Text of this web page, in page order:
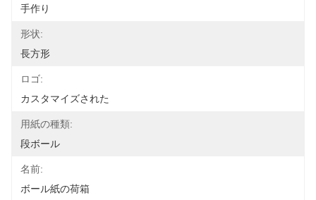
手作り
形状:
長方形
ロゴ:
カスタマイズされた
用紙の種類:
段ボール
名前:
ボール紙の荷箱